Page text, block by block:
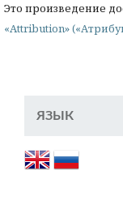
Это произведение
«Attribution»
ЯЗЫК